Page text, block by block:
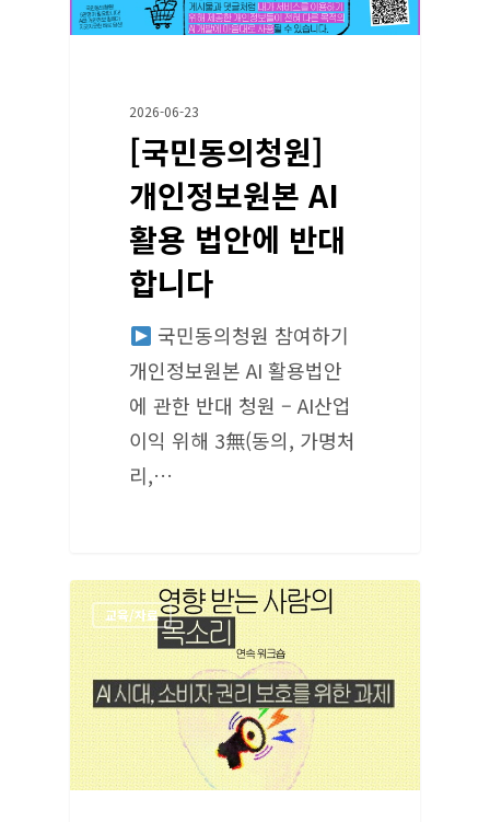
2026-06-23
[국민동의청원]
개인정보원본 AI
활용 법안에 반대
합니다
국민동의청원 참여하기
개인정보원본 AI 활용법안
에 관한 반대 청원 – AI산업
이익 위해 3無(동의, 가명처
리,…
교육/자료